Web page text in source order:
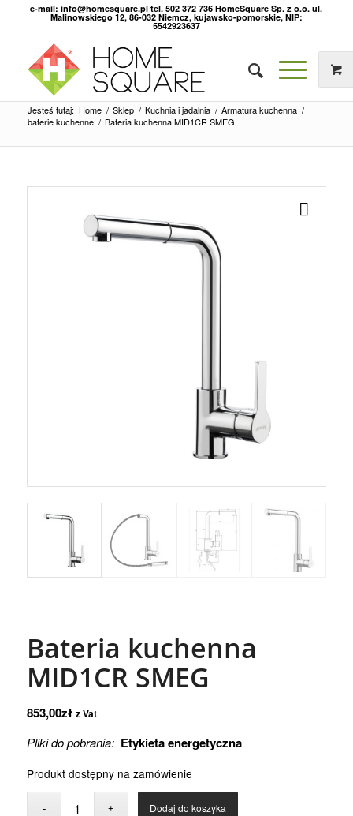
e-mail: info@homesquare.pl tel. 502 372 736 HomeSquare Sp. z o.o. ul.
Malinowskiego 12, 86-032 Niemcz, kujawsko-pomorskie, NIP:
5542923637
Jesteś tutaj: Home / Sklep / Kuchnia i jadalnia / Armatura kuchenna /
baterie kuchenne / Bateria kuchenna MID1CR SMEG
Bateria kuchenna
MID1CR SMEG
853,00zł z Vat
Pliki do pobrania: Etykieta energetyczna
Produkt dostępny na zamówienie
Dodaj do koszyka